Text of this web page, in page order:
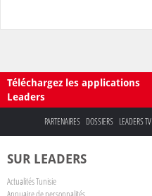
Téléchargez les applications
Leaders
PARTENAIRES DOSSIERS LEADERS TV
SUR LEADERS
Actualités Tunisie